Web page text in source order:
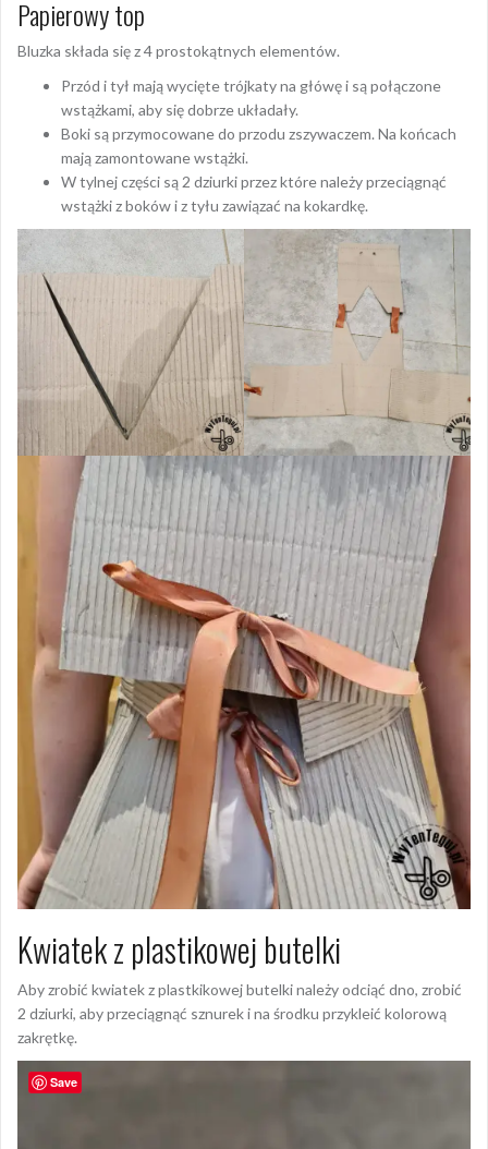
Papierowy top
Bluzka składa się z 4 prostokątnych elementów.
Przód i tył mają wycięte trójkaty na główę i są połączone
wstążkami, aby się dobrze układały.
Boki są przymocowane do przodu zszywaczem. Na końcach
mają zamontowane wstążki.
W tylnej części są 2 dziurki przez które należy przeciągnąć
wstążki z boków i z tyłu zawiązać na kokardkę.
Kwiatek z plastikowej butelki
Aby zrobić kwiatek z plastkikowej butelki należy odciąć dno, zrobić
2 dziurki, aby przeciągnąć sznurek i na środku przykleić kolorową
zakrętkę.
Save